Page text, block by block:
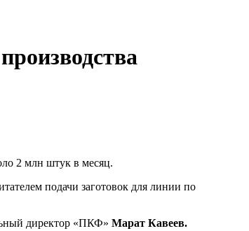
2 млн штук в месяц.
подачи заготовок для линии по
директор «ПКФ» Марат Кавеев.